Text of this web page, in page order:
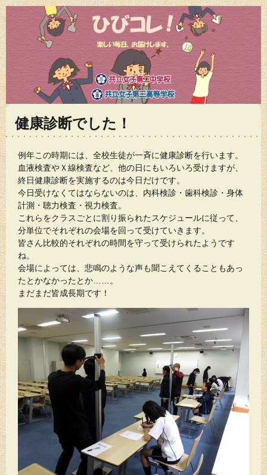
健康診断でした！
例年この時期には、全校生徒が一斉に健康診断を行います。
血液検査やＸ線検査など、他の日にもいろいろ受けますが、
終日健康診断を実施するのは今日だけです。
今日受けなくてはならないのは、内科検診・歯科検診・身体
計測・聴力検査・視力検査。
これらをクラスごとに割り振られたスケジュールに従って、
分単位でそれぞれの会場を回って受けていきます。
皆さん比較的それぞれの時間を守って受けられたようです
ね。
会場によっては、悲鳴のような声も聞こえてくることもあっ
たとかなかったとか……。
まだまだ皆成長期です！